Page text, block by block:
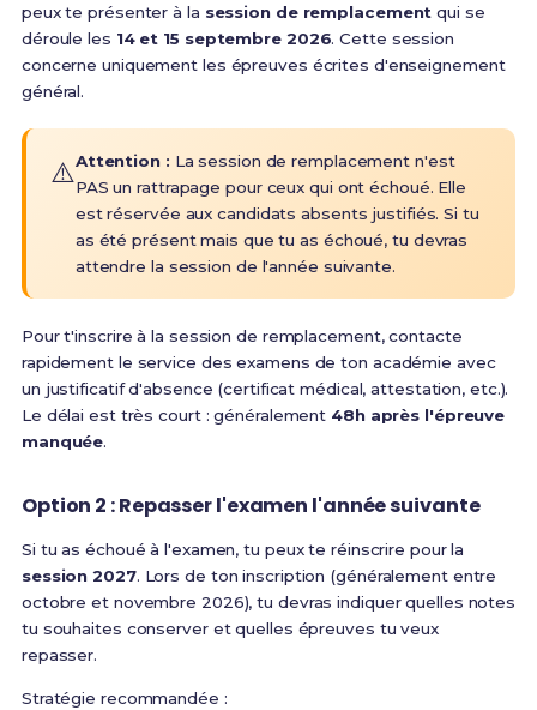
peux te présenter à la session de remplacement qui se
déroule les 14 et 15 septembre 2026. Cette session
concerne uniquement les épreuves écrites d'enseignement
général.
⚠️Attention : La session de remplacement n'est
PAS un rattrapage pour ceux qui ont échoué. Elle
est réservée aux candidats absents justifiés. Si tu
as été présent mais que tu as échoué, tu devras
attendre la session de l'année suivante.
Pour t'inscrire à la session de remplacement, contacte
rapidement le service des examens de ton académie avec
un justificatif d'absence (certificat médical, attestation, etc.).
Le délai est très court : généralement 48h après l'épreuve
manquée.
Option 2 : Repasser l'examen l'année suivante
Si tu as échoué à l'examen, tu peux te réinscrire pour la
session 2027. Lors de ton inscription (généralement entre
octobre et novembre 2026), tu devras indiquer quelles notes
tu souhaites conserver et quelles épreuves tu veux
repasser.
Stratégie recommandée :